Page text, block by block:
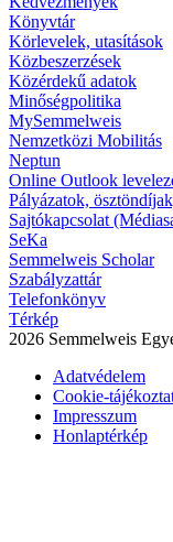
Könyvtár
Körlevelek, utasítások
Közbeszerzések
Közérdekű adatok
Minőségpolitika
MySemmelweis
Nemzetközi Mobilitás
Neptun
Online Outlook
Pályázatok,
Sajtókapcsolat
SeKa
Semmelweis Scholar
Szabályzattár
Telefonkönyv
Térkép
2026 Semmelweis
Adatvédelem
Cookie-
Impresszum
Honlaptérkép